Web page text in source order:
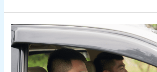
Private
Trip
vs
Open